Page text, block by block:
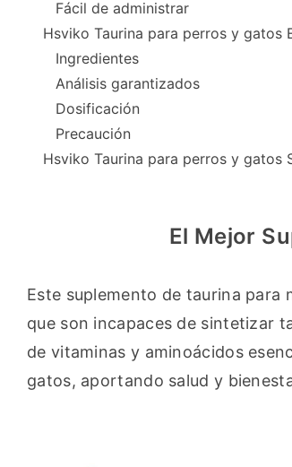
Fácil de administrar
Hsviko Taurina para perros y gatos
Ingredientes
Análisis garantizados
Dosificación
Precaución
Hsviko Taurina para perros y gatos
El Mejor
Este suplemento de taurina para
que son incapaces de sintetizar
de vitaminas y aminoácidos
gatos, aportando salud y